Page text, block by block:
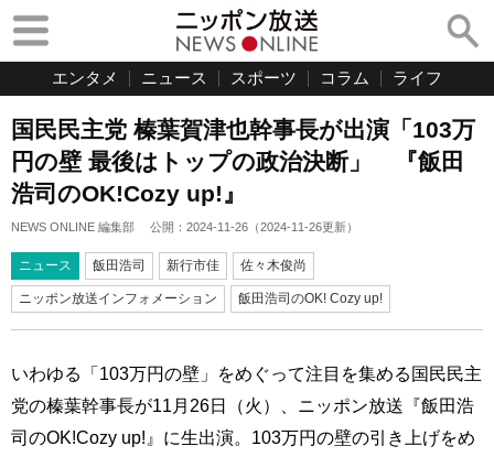
エンタメ ニュース スポーツ コラム ライフ
国民民主党 榛葉賀津也幹事長が出演「103万
円の壁 最後はトップの政治決断」 『飯田
浩司のOK!Cozy up!』
NEWS ONLINE 編集部 公開： 2024-11-26 （2024-11-26更新）
ニュース 飯田浩司 新行市佳 佐々木俊尚
ニッポン放送インフォメーション 飯田浩司のOK! Cozy up!
いわゆる「103万円の壁」をめぐって注目を集める国民民主
党の榛葉幹事長が11月26日（火）、ニッポン放送『飯田浩
司のOK!Cozy up!』に生出演。103万円の壁の引き上げをめ